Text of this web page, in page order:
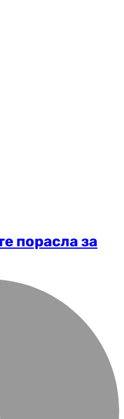
порасла за